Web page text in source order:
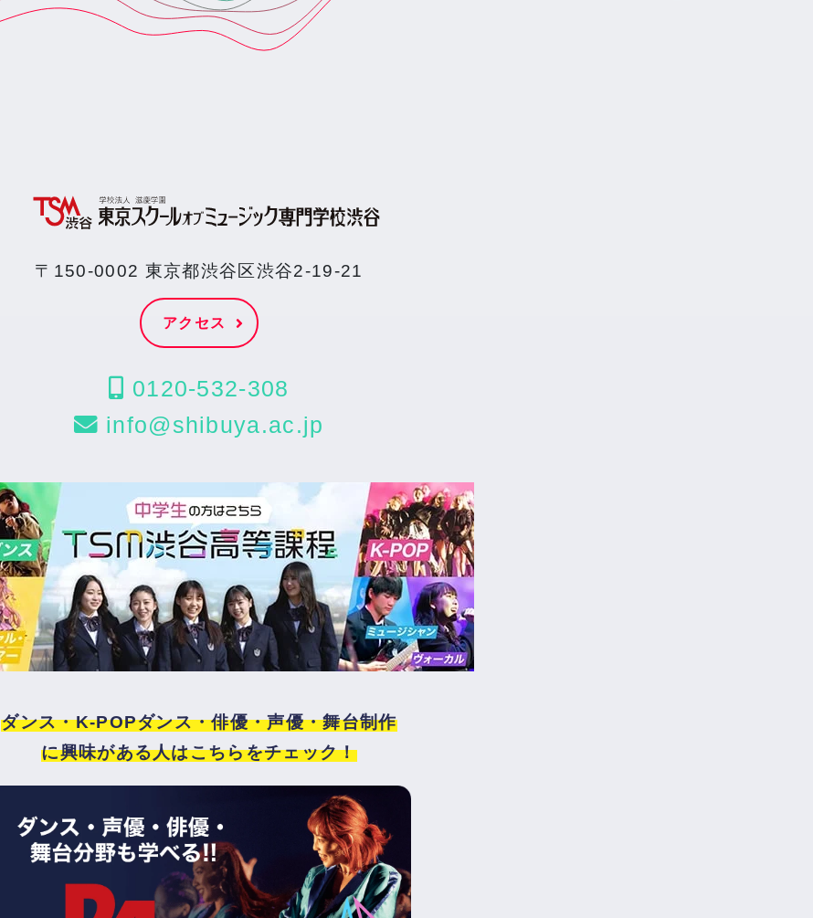
〒150-0002 東京都渋谷区渋谷2-19-21
アクセス
0120-532-308
info@shibuya.ac.jp
ダンス・K-POPダンス・俳優・声優・舞台制作
に興味がある人はこちらをチェック！